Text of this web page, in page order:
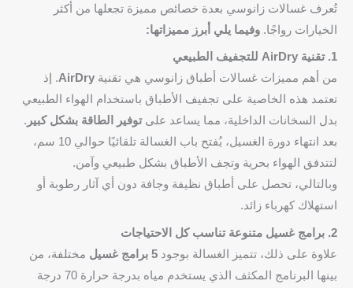
تُعرف غسالات زانوسي بعدة خصائص مميزة تجعلها من أكثر
الخيارات رواجًا. وفيما يلي أبرز مميزاتها:
1. تقنية AirDry للتجفيف الطبيعي
من أهم مميزات غسالات أطباق زانوسي هي تقنية AirDry. إذ
تعتمد هذه الخاصية على تجفيف الأطباق باستخدام الهواء الطبيعي
بدل السخانات الداخلية، مما يساعد علىتوفير الطاقة بشكل كبير .
بعد انتهاء دورة الغسيل، يُفتح باب الغسالة تلقائيًا حوالي 10 سم،
لتتدفق الهواء بحرية وتجف الأطباق بشكل طبيعي وآمن.
وبالتالي، تحصل على أطباق نظيفة وجافة دون أي آثار رطوبة أو
استهلاك كهرباء زائد.
2. برامج غسيل متنوعة تناسب كل الاحتياجات
علاوة على ذلك، تتميز الغسالة بوجود 5 برامج غسيل
مختلفة، من
بينها البرنامج المكثف الذي يستخدم مياه بدرجة حرارة 70 درجة